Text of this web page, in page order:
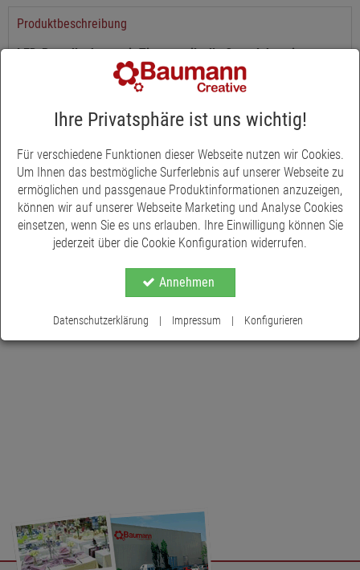
Produktbeschreibung
LED-Porzellanhase mit Timer - stilvolle Osterdeko mit
Licht und stilvolle Akzente in Ihre Frühlings- und
verleiht der Figur eine natürliche Note, während die integrierten
Lichtpunkte für ein stimmungsvolles Leuchten sorgen - ideal für
Fensterbank, Sideboard oder gedeckten Tisch.
Dank der integrierten LED-Beleuchtung und der praktischen
Timerfunktion schaltet sich der Porzellanhase automatisch
täglich zur gleichen Zeit ein und nach sechs Stunden wieder aus.
Der dezente Warmlicht-Effekt sorgt für gemütliche Stimmung in
den Abendstunden - ganz ohne Aufwand.
Mit einer Höhe von 14 cm, einer Breite von 7 cm und einer Tiefe
von 3 cm findet der LED-Hase nahezu überall Platz. Das
Mehr anzeigen
Ihre Privatsphäre ist uns wichtig!
Für verschiedene Funktionen dieser Webseite nutzen wir Cookies.
Um Ihnen das bestmögliche Surferlebnis auf unserer Webseite zu
ermöglichen und passgenaue Produktinformationen anzuzeigen,
können wir auf unserer Webseite Marketing und Analyse Cookies
einsetzen, wenn Sie es uns erlauben. Ihre Einwilligung können Sie
jederzeit über die Cookie Konfiguration widerrufen.
Annehmen
Datenschutzerklärung | Impressum | Konfigurieren